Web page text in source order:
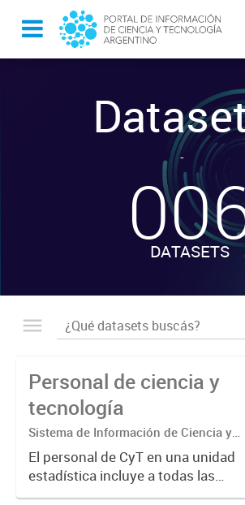
-
DATASETS
Personal de ciencia y
tecnología
Sistema de Información de Ciencia y
Tecnología Argentino (SICYTAR)
El personal de CyT en una unidad
estadística incluye a todas las
personas involucradas